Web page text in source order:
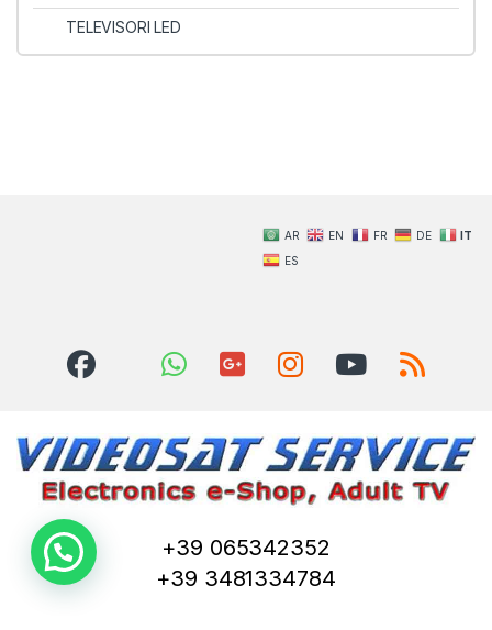
TELEVISORI LED
AR EN FR DE
IT
ES
+39 065342352
+39 3481334784